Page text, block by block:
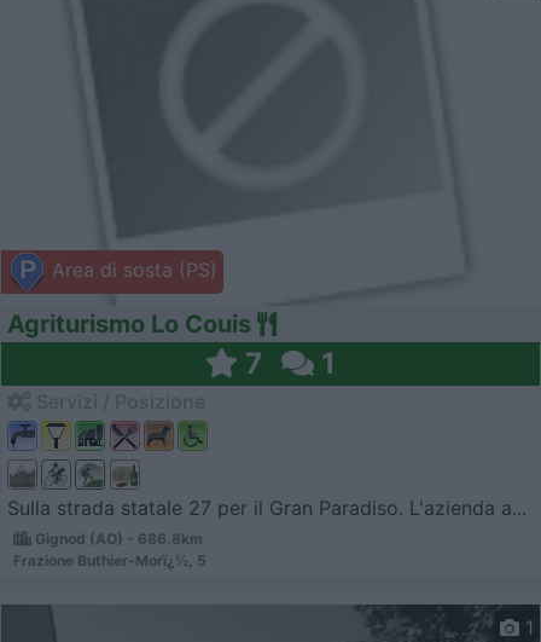
Area di sosta (PS)
Agriturismo Lo Couis
7 1
Sulla strada statale 27 per il Gran Paradiso. L'azienda a...
Gignod (AO) - 686.8km
Frazione Buthier-Morï¿½, 5
1